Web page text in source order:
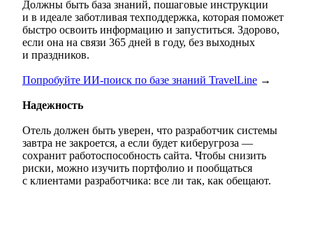
Должны быть база знаний, пошаговые инструкции
и в идеале заботливая техподдержка, которая поможет
быстро освоить информацию и запуститься. Здорово,
если она на связи 365 дней в году, без выходных
и праздников.
Попробуйте ИИ-поиск по базе знаний TravelLine →
Надежность
Отель должен быть уверен, что разработчик системы
завтра не закроется, а если будет киберугроза —
сохранит работоспособность сайта. Чтобы снизить
риски, можно изучить портфолио и пообщаться
с клиентами разработчика: все ли так, как обещают.